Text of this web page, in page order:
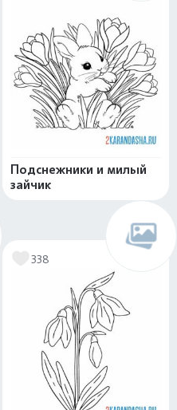
Подснежники и милый
зайчик
338